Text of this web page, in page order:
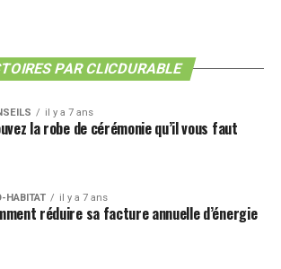
PAR CLICDURABLE
il y a 7 ans
la robe de cérémonie qu’il vous faut
HABITAT il y a 7 ans
réduire sa facture annuelle d’énergie